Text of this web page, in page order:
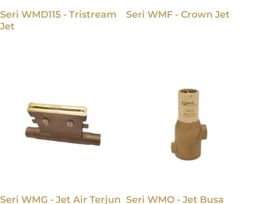
Seri WMD115 - Tristream
Jet
Seri WMF - Crown Jet
Seri WMG - Jet Air Terjun Seri WMO - Jet Busa